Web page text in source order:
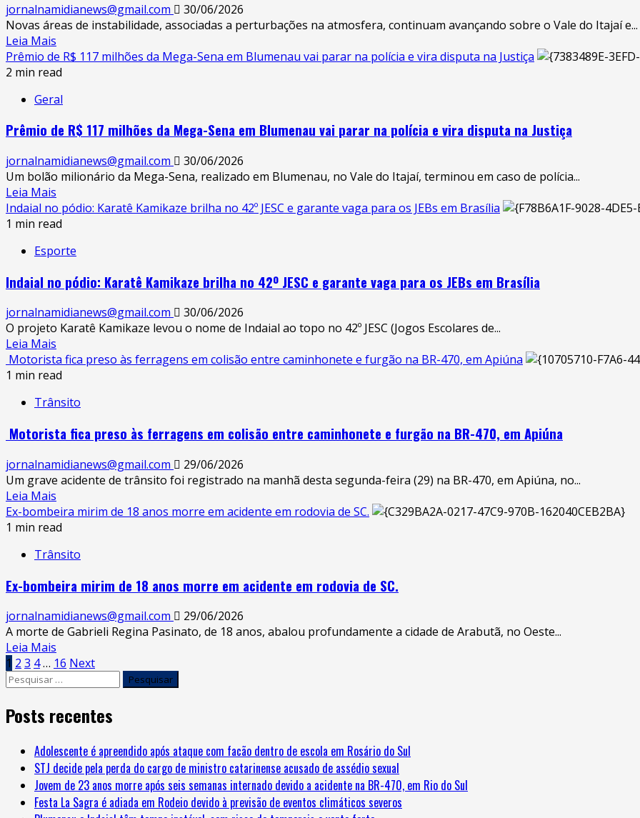
jornalnamidianews@gmail.com
30/06/2026
Novas áreas de instabilidade, associadas a perturbações na atmosfera, continuam avançando sobre o Vale do Itajaí e...
Leia Mais
Prêmio de R$ 117 milhões da Mega-Sena em Blumenau vai parar na polícia e vira disputa na Justiça
2 min read
Geral
Prêmio de R$ 117 milhões da Mega-Sena em Blumenau vai parar na polícia e vira disputa na Justiça
jornalnamidianews@gmail.com
30/06/2026
Um bolão milionário da Mega-Sena, realizado em Blumenau, no Vale do Itajaí, terminou em caso de polícia...
Leia Mais
Indaial no pódio: Karatê Kamikaze brilha no 42º JESC e garante vaga para os JEBs em Brasília
1 min read
Esporte
Indaial no pódio: Karatê Kamikaze brilha no 42º JESC e garante vaga para os JEBs em Brasília
jornalnamidianews@gmail.com
30/06/2026
O projeto Karatê Kamikaze levou o nome de Indaial ao topo no 42º JESC (Jogos Escolares de...
Leia Mais
Motorista fica preso às ferragens em colisão entre caminhonete e furgão na BR-470, em Apiúna
1 min read
Trânsito
Motorista fica preso às ferragens em colisão entre caminhonete e furgão na BR-470, em Apiúna
jornalnamidianews@gmail.com
29/06/2026
Um grave acidente de trânsito foi registrado na manhã desta segunda-feira (29) na BR-470, em Apiúna, no...
Leia Mais
Ex-bombeira mirim de 18 anos morre em acidente em rodovia de SC.
1 min read
Trânsito
Ex-bombeira mirim de 18 anos morre em acidente em rodovia de SC.
jornalnamidianews@gmail.com
29/06/2026
A morte de Gabrieli Regina Pasinato, de 18 anos, abalou profundamente a cidade de Arabutã, no Oeste...
Leia Mais
1 2 3 4… 16 Next
Posts recentes
Adolescente é apreendido após ataque com facão dentro de escola em Rosário do Sul
STJ decide pela perda do cargo de ministro catarinense acusado de assédio sexual
Jovem de 23 anos morre após seis semanas internado devido a acidente na BR-470, em Rio do Sul
Festa La Sagra é adiada em Rodeio devido à previsão de eventos climáticos severos